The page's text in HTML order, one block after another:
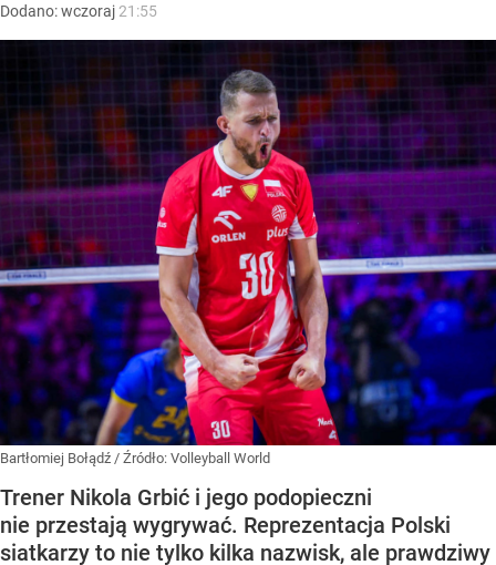
Dodano:wczoraj 21:55
Bartłomiej Bołądź / Źródło: Volleyball World
Trener Nikola Grbić i jego podopieczni
nie przestają wygrywać. Reprezentacja Polski
siatkarzy to nie tylko kilka nazwisk, ale prawdziwy